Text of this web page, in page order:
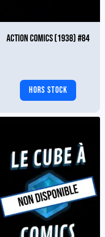
ACTION COMICS (1938) #84
HORS STOCK